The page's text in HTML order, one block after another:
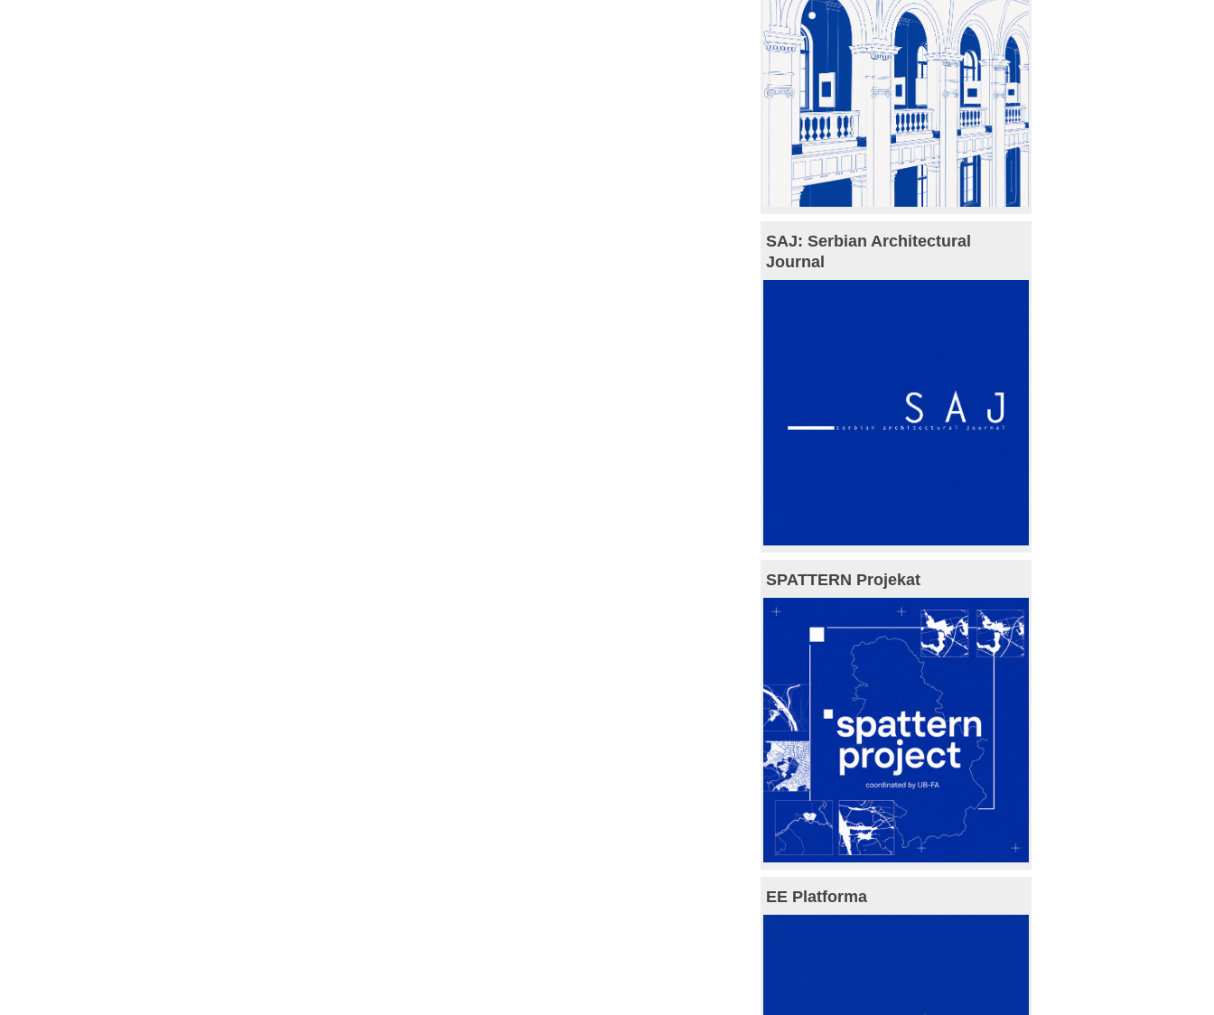
SAJ: Serbian Architectural
Journal
SPATTERN Projekat
EE Platforma